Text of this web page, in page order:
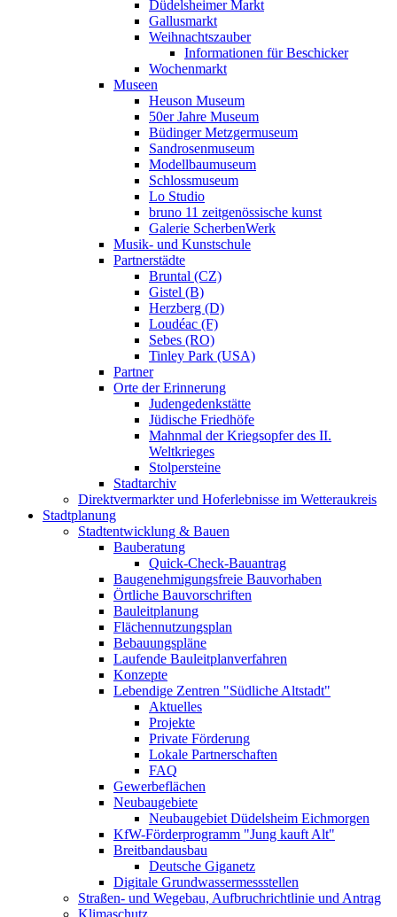
Düdelsheimer Markt
Gallusmarkt
Weihnachtszauber
Informationen für Beschicker
Wochenmarkt
Museen
Heuson Museum
50er Jahre Museum
Büdinger Metzgermuseum
Sandrosenmuseum
Modellbaumuseum
Schlossmuseum
Lo Studio
bruno 11 zeitgenössische kunst
Galerie ScherbenWerk
Musik- und Kunstschule
Partnerstädte
Bruntal (CZ)
Gistel (B)
Herzberg (D)
Loudéac (F)
Sebes (RO)
Tinley Park (USA)
Partner
Orte der Erinnerung
Judengedenkstätte
Jüdische Friedhöfe
Mahnmal der Kriegsopfer des II.
Weltkrieges
Stolpersteine
Stadtarchiv
Direktvermarkter und Hoferlebnisse im Wetteraukreis
Stadtplanung
Stadtentwicklung & Bauen
Bauberatung
Quick-Check-Bauantrag
Baugenehmigungsfreie Bauvorhaben
Örtliche Bauvorschriften
Bauleitplanung
Flächennutzungsplan
Bebauungspläne
Laufende Bauleitplanverfahren
Konzepte
Lebendige Zentren "Südliche Altstadt"
Aktuelles
Projekte
Private Förderung
Lokale Partnerschaften
FAQ
Gewerbeflächen
Neubaugebiete
Neubaugebiet Düdelsheim Eichmorgen
KfW-Förderprogramm "Jung kauft Alt"
Breitbandausbau
Deutsche Giganetz
Digitale Grundwassermessstellen
Straßen- und Wegebau, Aufbruchrichtlinie und Antrag
Klimaschutz